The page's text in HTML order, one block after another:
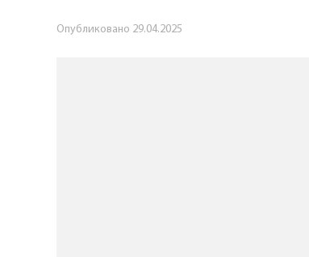
Опубликовано 29.04.2025